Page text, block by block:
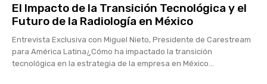
El Impacto de la Transición Tecnológica y el
Futuro de la Radiología en México
Entrevista Exclusiva con Miguel Nieto, Presidente de Carestream
para América Latina¿Cómo ha impactado la transición
tecnológica en la estrategia de la empresa en México...